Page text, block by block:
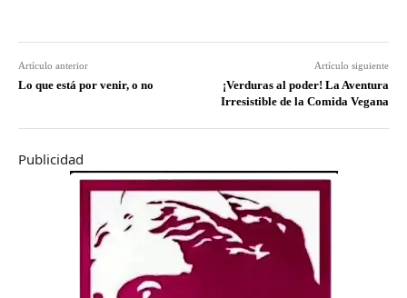
Artículo anterior
Lo que está por venir, o no
Artículo siguiente
¡Verduras al poder! La Aventura
Irresistible de la Comida Vegana
Publicidad